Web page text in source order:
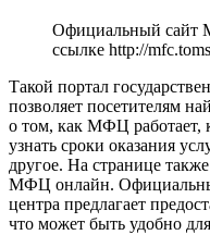
Официальный сайт
ссылке http://
Такой портал
позволяет посетителям
о том, как МФЦ работает,
узнать сроки оказания
другое. На странице
МФЦ онлайн.
центра предлагает
что может быть удобно